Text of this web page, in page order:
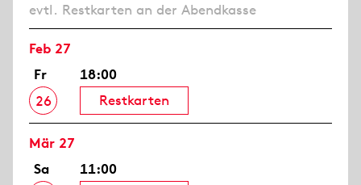
evtl. Restkarten an der Abendkasse
Feb 27
Fr
26
18:00
Restkarten
Mär 27
Sa
11:00